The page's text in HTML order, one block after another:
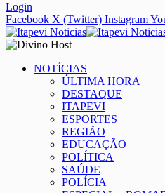
Login
Facebook X (Twitter) Instagram
NOTÍCIAS
ÚLTIMA HORA
DESTAQUE
ITAPEVI
ESPORTES
REGIÃO
EDUCAÇÃO
POLÍTICA
SAÚDE
POLÍCIA